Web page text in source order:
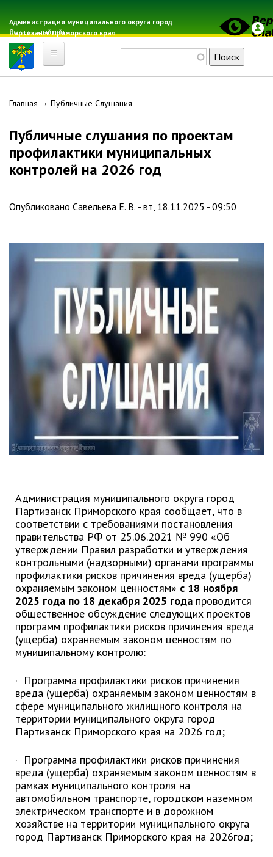
основному
содержанию
Администрация муниципального округа город
Партизанск Приморского края
Официальный сайт
Главная
Электронная почта
Гражданская оборона
Расписание автобусов
Расписание электричек
Геральдика
Решение Думы «О гербе
Партизанского городского
округа»
Историческая справка
Почётные жители
Фотогалерея
Старые фотографии нашего
города
Старые фотографии нашего
города (продолжение)
Старые фотографии города
Старый и новый Партизанск
лицах и судьбах.»
Книга «О геологах – с пристрастием»
Книга "Партизанск. Энергия времени."
Глава МОГП
Отчёты главы
Первый заместитель
Заместители главы администрации
График приёма граждан
июль 2026 г.
июнь 2026 г.
май 2026 г.
апрель 2026 г.
февраль 2026 г.
январь 2026 г.
декабрь 2025 г.
ноябрь 2025 г.
октябрь 2025 г.
Строка
навигации
Главная Публичные Слушания
Публичные слушания по проектам
профилактики муниципальных
контролей на 2026 год
Опубликовано Савельева Е. В. - вт, 18.11.2025 - 09:50
Администрация муниципального округа город
Партизанск Приморского края сообщает, что в
соответствии с требованиями постановления
правительства РФ от 25.06.2021 № 990 «Об
утверждении Правил разработки и утверждения
контрольными (надзорными) органами программы
профилактики рисков причинения вреда (ущерба)
охраняемым законом ценностям» с 18 ноября
2025 года по 18 декабря 2025 года проводится
общественное обсуждение следующих проектов
программ профилактики рисков причинения вреда
(ущерба) охраняемым законом ценностям по
муниципальному контролю:
· Программа профилактики рисков причинения
вреда (ущерба) охраняемым законом ценностям в
сфере муниципального жилищного контроля на
территории муниципального округа город
Партизанск Приморского края на 2026 год;
· Программа профилактики рисков причинения
вреда (ущерба) охраняемым законом ценностям в
рамках муниципального контроля на
автомобильном транспорте, городском наземном
электрическом транспорте и в дорожном
хозяйстве на территории муниципального округа
город Партизанск Приморского края на 2026год;